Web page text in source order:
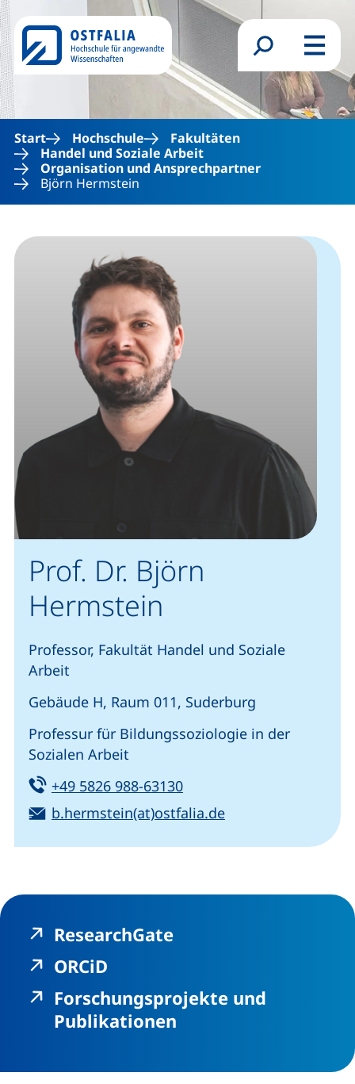
Direkt zum Inhalt
Suchformular
Menü
Start Hochschule
Fakultäten
Handel und Soziale Arbeit
Organisation und Ansprechpartner
Björn Hermstein
Prof. Dr. Björn
Hermstein
Professor, Fakultät Handel und Soziale
Arbeit
Gebäude H, Raum 011, Suderburg
Professur für Bildungssoziologie in der
Sozialen Arbeit
Tel:
+49 5826 988-63130(startet einen
E-Mail:
b.hermstein(at)ostfalia.de(öffnet Ihr E-Mail-
ResearchGate
ORCiD
Forschungsprojekte und
Publikationen